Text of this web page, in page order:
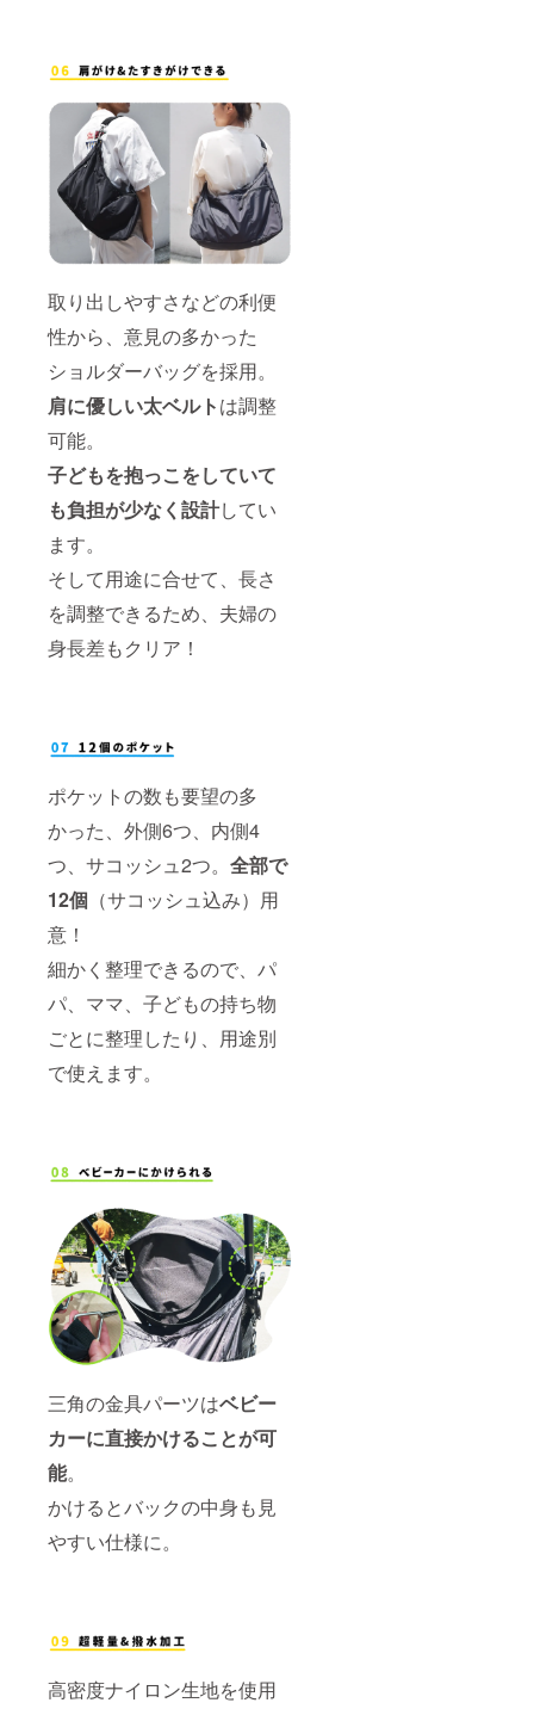
取り出しやすさなどの利便
性から、意見の多かった
ショルダーバッグを採用。
肩に優しい太ベルトは調整
可能。
子どもを抱っこをしていて
も負担が少なく設計してい
ます。
そして用途に合せて、長さ
を調整できるため、夫婦の
身長差もクリア！
ポケットの数も要望の多
かった、外側6つ、内側4
つ、サコッシュ2つ。 全部で
12個 （サコッシュ込み）用
意！
細かく整理できるので、パ
パ、ママ、子どもの持ち物
ごとに整理したり、用途別
で使えます。
三角の金具パーツはベビー
カーに直接かけることが可
能。
かけるとバックの中身も見
やすい仕様に。
高密度ナイロン生地を使用